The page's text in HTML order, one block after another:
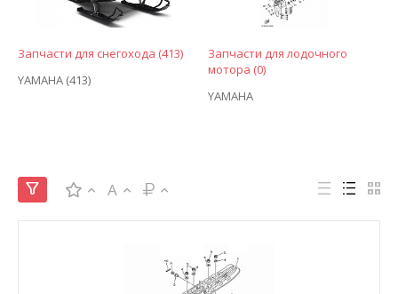
Запчасти для снегохода (413)
YAMAHA (413)
Запчасти для лодочного
мотора (0)
YAMAHA
A